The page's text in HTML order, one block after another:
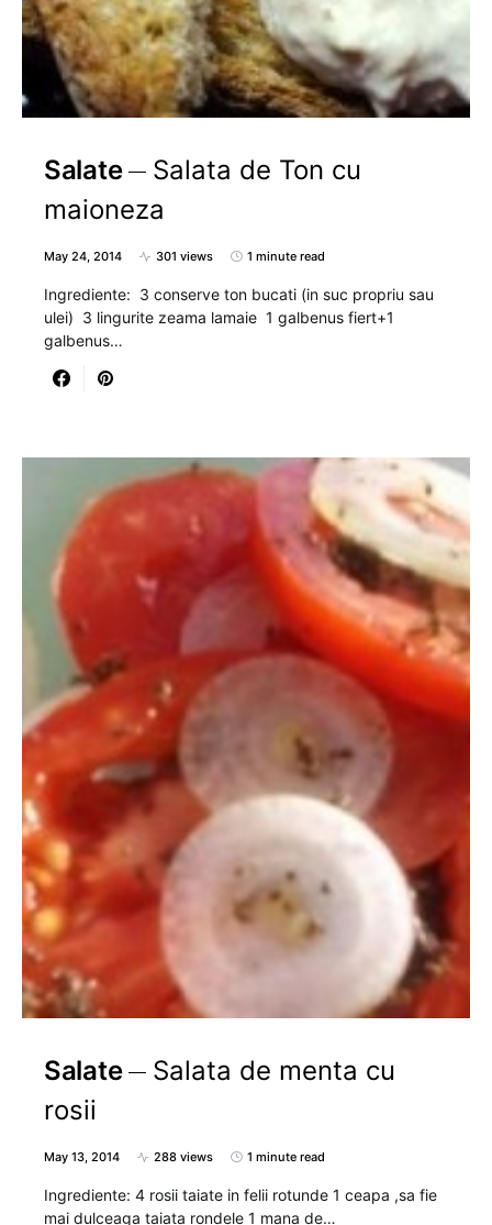
Salate
Salata de Ton cu
maioneza
May 24, 2014 301 views 1 minute read
Ingrediente: 3 conserve ton bucati (in suc propriu sau
ulei) 3 lingurite zeama lamaie 1 galbenus fiert+1
galbenus…
Salate
Salata de menta cu
rosii
May 13, 2014 288 views 1 minute read
Ingrediente: 4 rosii taiate in felii rotunde 1 ceapa ,sa fie
mai dulceaga taiata rondele 1 mana de…